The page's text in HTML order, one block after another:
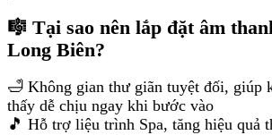
🎼 Tại sao nên lắp đặt âm
Long Biên?
🛁 Không gian thư giãn tuyệt đối, giúp
thấy dễ chịu ngay khi bước vào
🎵 Hỗ trợ liệu trình Spa, tăng hiệu quả